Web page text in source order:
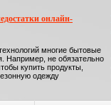
онлайн-
многие бытовые
Например, не обязательно
купить продукты,
одежду